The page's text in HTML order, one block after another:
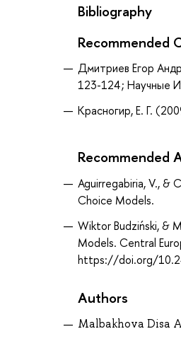
Bibliography
Recommended
Дмитриев Егор
123-124 ; Научные
Красногир, Е. Г.
Recommended
Aguirregabiria, V.,
Choice Models.
Wiktor Budziński, &
Models. Central
https://doi.org/
Authors
Malbakhova Disa